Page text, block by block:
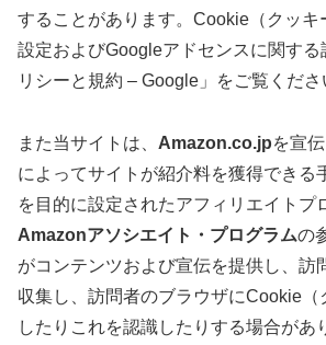
することがあります。Cookie（クッキ
設定およびGoogleアドセンスに関する
リシーと規約 – Google」をご覧くださ
また当サイトは、 Amazon.co.jpを宣
によってサイトが紹介料を獲得できる
を目的に設定されたアフィリエイトプ
Amazonアソシエイト・プログラムの
がコンテンツおよび宣伝を提供し、訪
収集し、訪問者のブラウザにCookie（
したりこれを認識したりする場合があ